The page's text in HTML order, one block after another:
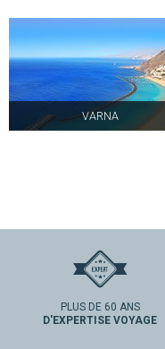
VARNA
PLUS DE 60 ANS
D'EXPERTISE VOYAGE